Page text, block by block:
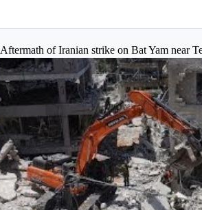
Aftermath of Iranian strike on Bat Yam near